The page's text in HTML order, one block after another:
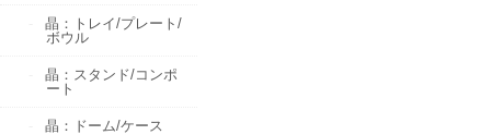
晶：トレイ/プレート/
ボウル
晶：スタンド/コンポ
ート
晶：ドーム/ケース